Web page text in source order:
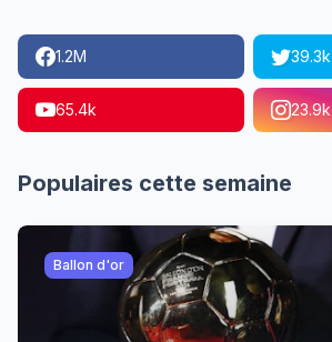
1.2M 39.3k
65.4k 23.9k
Populaires cette semaine
Ballon d'or